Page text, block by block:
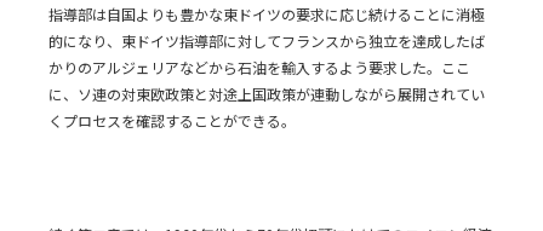
指導部は自国よりも豊かな東ドイツの要求に応じ続けることに消極
的になり、東ドイツ指導部に対してフランスから独立を達成したば
かりのアルジェリアなどから石油を輸入するよう要求した。ここ
に、ソ連の対東欧政策と対途上国政策が連動しながら展開されてい
くプロセスを確認することができる。